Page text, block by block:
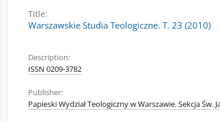
Title:
Warszawskie Studia Teologiczne. T. 23 (2010)
Description:
ISSN 0209-3782
Publisher:
Papieski Wydział Teologiczny w Warszawie. Sekcja Św.